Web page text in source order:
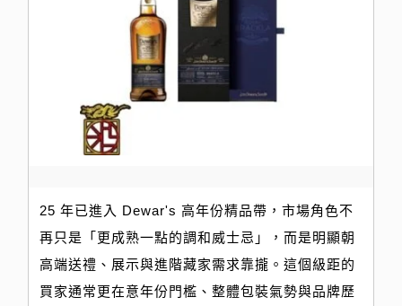
25 年已進入 Dewar's 高年份精品帶，市場角色不
再只是「更成熟一點的調和威士忌」，而是明顯朝
高端送禮、展示與進階藏家需求靠攏。這個級距的
買家通常更在意年份門檻、整體包裝氣勢與品牌歷